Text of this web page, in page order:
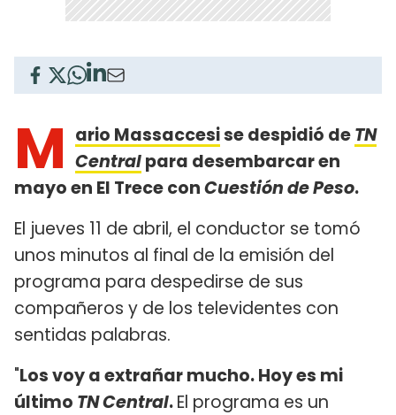
M ario Massaccesise despidió deTN
Centralpara desembarcar en
mayo en El Trece conCuestión de Peso.
El jueves 11 de abril, el conductor se tomó
unos minutos al final de la emisión del
programa para despedirse de sus
compañeros y de los televidentes con
sentidas palabras.
"Los voy a extrañar mucho. Hoy es mi
último TN Central.El programa es un